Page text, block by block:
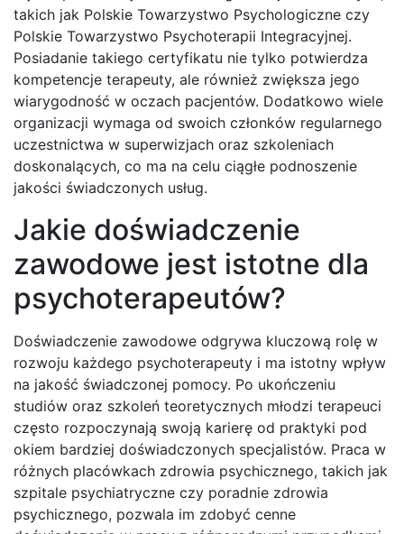
takich jak Polskie Towarzystwo Psychologiczne czy
Polskie Towarzystwo Psychoterapii Integracyjnej.
Posiadanie takiego certyfikatu nie tylko potwierdza
kompetencje terapeuty, ale również zwiększa jego
wiarygodność w oczach pacjentów. Dodatkowo wiele
organizacji wymaga od swoich członków regularnego
uczestnictwa w superwizjach oraz szkoleniach
doskonalących, co ma na celu ciągłe podnoszenie
jakości świadczonych usług.
Jakie doświadczenie
zawodowe jest istotne dla
psychoterapeutów?
Doświadczenie zawodowe odgrywa kluczową rolę w
rozwoju każdego psychoterapeuty i ma istotny wpływ
na jakość świadczonej pomocy. Po ukończeniu
studiów oraz szkoleń teoretycznych młodzi terapeuci
często rozpoczynają swoją karierę od praktyki pod
okiem bardziej doświadczonych specjalistów. Praca w
różnych placówkach zdrowia psychicznego, takich jak
szpitale psychiatryczne czy poradnie zdrowia
psychicznego, pozwala im zdobyć cenne